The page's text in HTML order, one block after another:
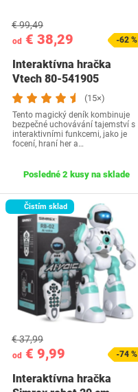
od € 38,29
€ 99,49
-62 %
Interaktívna hračka
Vtech 80-541905
(15×)
Tento magický deník kombinuje
bezpečné uchovávání tajemství s
interaktivními funkcemi, jako je
focení, hraní her a…
Posledné 2 kusy na sklade
Čistím sklad
od € 9,99
€ 37,99
-74 %
Interaktívna hračka